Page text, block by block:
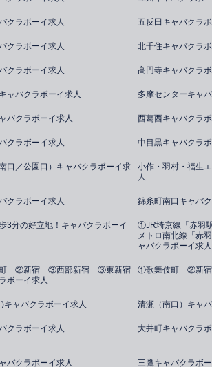
クラボーイ求人 五反田キャバクラ
クラボーイ求人 北千住キャバクラ
クラボーイ求人 高円寺キャバクラ
ャバクラボーイ求人 多摩センターキャ
バクラボーイ求人 西葛西キャバクラ
クラボーイ求人 中目黒キャバクラ
口／公園口）キャバクラボーイ求
小作・羽村・福生
人
クラボーイ求人 錦糸町南口キャバ
3分の好立地！キャバクラボーイ
①JR埼京線「赤羽
メトロ南北線「赤
ャバクラボーイ求人
町 ②新宿 ③西部新宿 ③東新宿
ボーイ求人
①歌舞伎町 ②新宿
キャバクラボーイ求人 清瀬（南口）キャ
クラボーイ求人 大井町キャバクラ
バクラボーイ求人 三鷹キャバクラボ